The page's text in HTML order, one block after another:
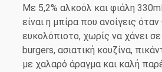
Με 5,2% αλκοόλ και φιάλη
είναι η μπίρα που ανοίγεις
ευκολόπιοτο, χωρίς να χάνει
burgers, ασιατική κουζίνα,
με χαλαρό άραγμα και καλή